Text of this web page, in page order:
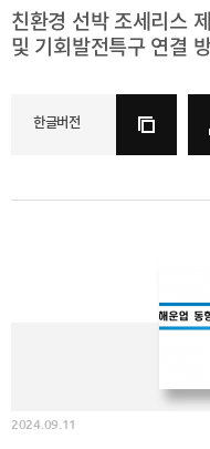
친환경 선박 조세리스
및 기회발전특구 연결
한글버전
2024.09.11